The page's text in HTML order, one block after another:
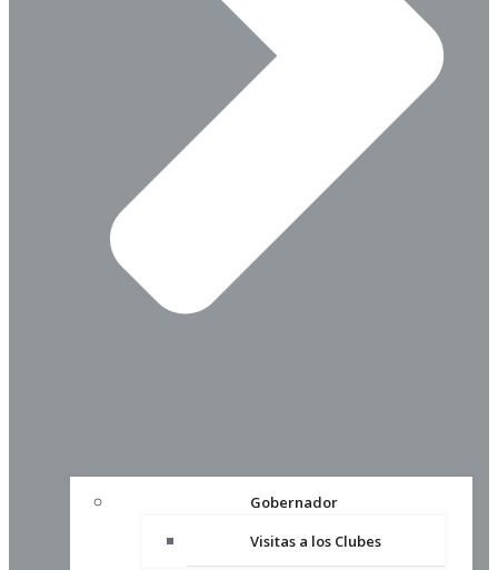
Gobernador
Visitas a los Clubes